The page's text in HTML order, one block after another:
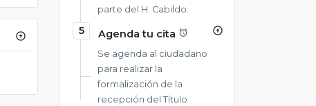
arrow_circle_up
parte del H. Cabildo.
5 Agenda tu cita alarm arrow_circle_up
Se agenda al ciudadano
para realizar la
formalización de la
recepción del Título